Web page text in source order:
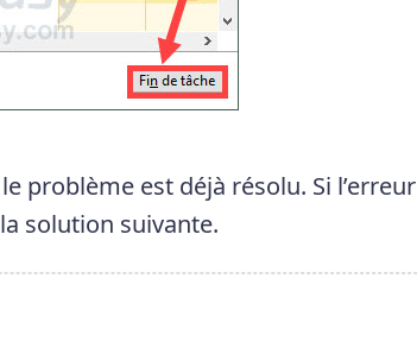
problème est déjà résolu. Si l’erreur
solution suivante.